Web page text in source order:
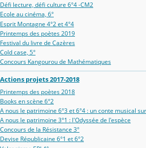
Défi lecture, défi culture 6°4 -CM2
Ecole au cinéma, 6°
Esprit Montagne 4°2 et 4°4
Printemps des poètes 2019
Festival du livre de Cazères
Cold case, 5°
Concours Kangourou de Mathématiques
Actions projets 2017-2018
Printemps des poètes 2018
Books en scène 6°2
A nous le patrimoine 6°3 et 6°4 : un conte musical
A nous le patrimoine 3°1 : l'Odyssée de l'espèce
Concours de la Résistance 3°
Devise Républicaine 6°1 et 6°2